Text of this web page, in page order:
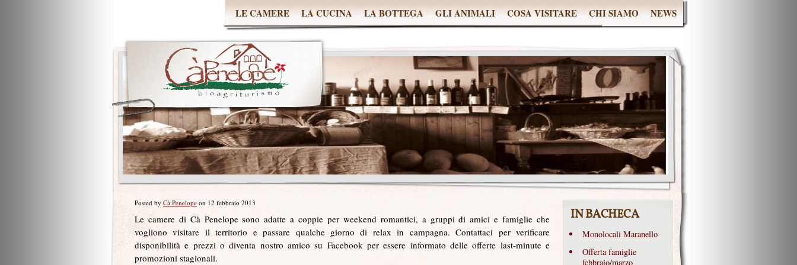
LE CAMERE LA CUCINA LA BOTTEGA GLI ANIMALI COSA VISITARE CHI SIAMO NEWS
Posted by Cà Penelope on 12 febbraio 2013
Le camere di Cà Penelope sono adatte a coppie per weekend romantici, a gruppi di amici e famiglie che
vogliono visitare il territorio e passare qualche giorno di relax in campagna. Contattaci per verificare
disponibilità e prezzi o diventa nostro amico su Facebook per essere informato delle offerte last-minute e
promozioni stagionali.
IN BACHECA
Monolocali Maranello
Offerta famiglie
febbraio/marzo